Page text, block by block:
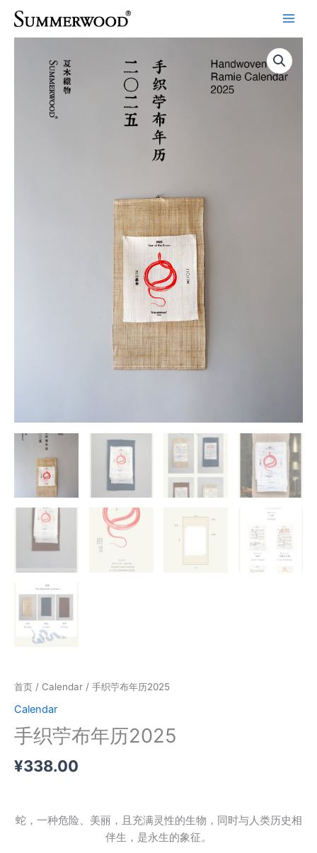
首页 / Calendar / 手织苧布年历2025
Calendar
手织苧布年历2025
¥338.00
蛇，一种危险、美丽，且充满灵性的生物，同时与人类历史相
伴生，是永生的象征。